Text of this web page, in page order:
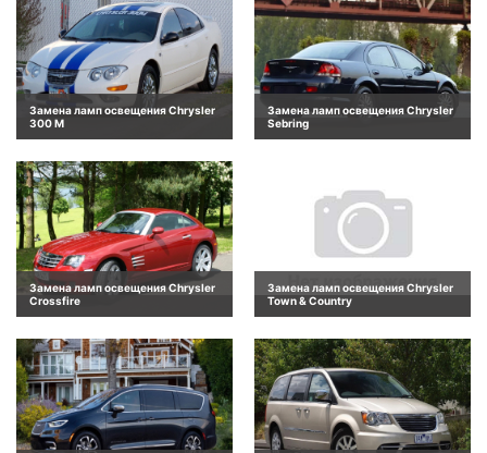
Замена ламп освещения Chrysler
300 M
Замена ламп освещения Chrysler
Sebring
Замена ламп освещения Chrysler
Crossfire
Замена ламп освещения Chrysler
Town & Country